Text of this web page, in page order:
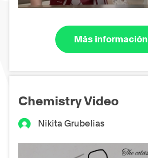
Más información
Chemistry Video
Nikita Grubelias